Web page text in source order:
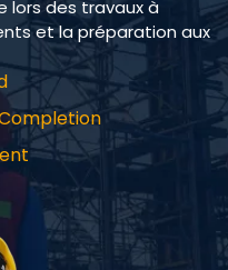
lors des travaux à
et la préparation aux